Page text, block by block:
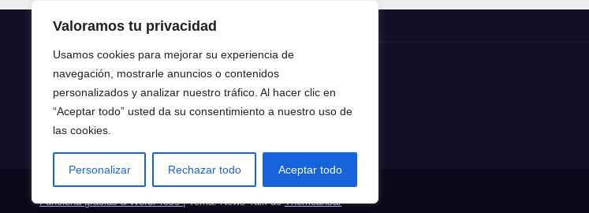
Valoramos tu privacidad
Usamos cookies para mejorar su experiencia de
navegación, mostrarle anuncios o contenidos
personalizados y analizar nuestro tráfico. Al hacer clic en
“Aceptar todo” usted da su consentimiento a nuestro uso de
las cookies.
Personalizar Rechazar todo Aceptar todo
Crónica24
Crónica 24
Funciona gracias a WordPress|Tema: News Talk deThemeansar